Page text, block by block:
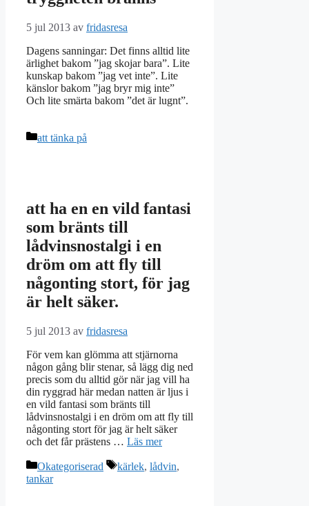
5 jul 2013 av fridasresa
Dagens sanningar: Det finns alltid lite
ärlighet bakom ”jag skojar bara”. Lite
kunskap bakom ”jag vet inte”. Lite
känslor bakom ”jag bryr mig inte”
Och lite smärta bakom ”det är lugnt”.
Kategorier
att tänka på
att ha en en vild fantasi
som bränts till
lådvinsnostalgi i en
dröm om att fly till
någonting stort, för jag
är helt säker.
5 jul 2013 av fridasresa
För vem kan glömma att stjärnorna
någon gång blir stenar, så lägg dig ned
precis som du alltid gör när jag vill ha
din ryggrad här medan natten är ljus i
en vild fantasi som bränts till
lådvinsnostalgi i en dröm om att fly till
någonting stort för jag är helt säker
och det får prästens … Läs mer
Kategorier
Okategoriserad Etiketter
kärlek, lådvin,
tankar